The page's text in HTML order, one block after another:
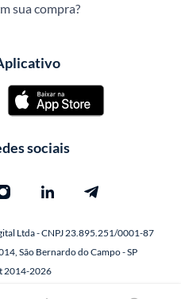
sua compra?
sociais
Ltda - CNPJ 23.895.251/0001-87
São Bernardo do Campo - SP
2014-2026